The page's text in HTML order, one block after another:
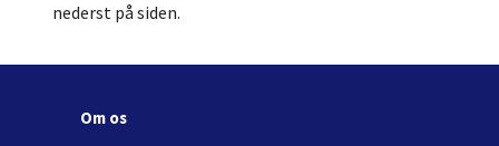
nederst på siden.
Om os